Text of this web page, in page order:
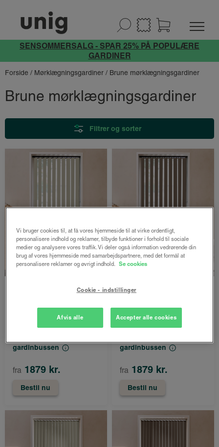
SENSOMMERSALG - SPAR 25% PÅ POPULÆRE
GARDINER
Forside / Mørklægningsgardiner / Brune mørklægningsgardiner
Brune mørklægningsgardiner
Filtrer og sorter
127mm mørklægning
gardinbussen
fra 1879 kr.
Bestil nu
127mm mørklægning
Brun
gardinbussen
fra 1879 kr.
Bestil nu
Vi bruger cookies til, at få vores hjemmeside til at virke ordentligt,
personalisere indhold og reklamer, tilbyde funktioner i forhold til sociale
medier og analysere vores traffik. Vi deler også information vedrørende din
brug af vores hjemmeside med samarbejdspartnere, med det formål at
personalisere reklamer og øvrigt indhold. Se cookies
Cookie - indstillinger
Afvis alle Accepter alle cookies